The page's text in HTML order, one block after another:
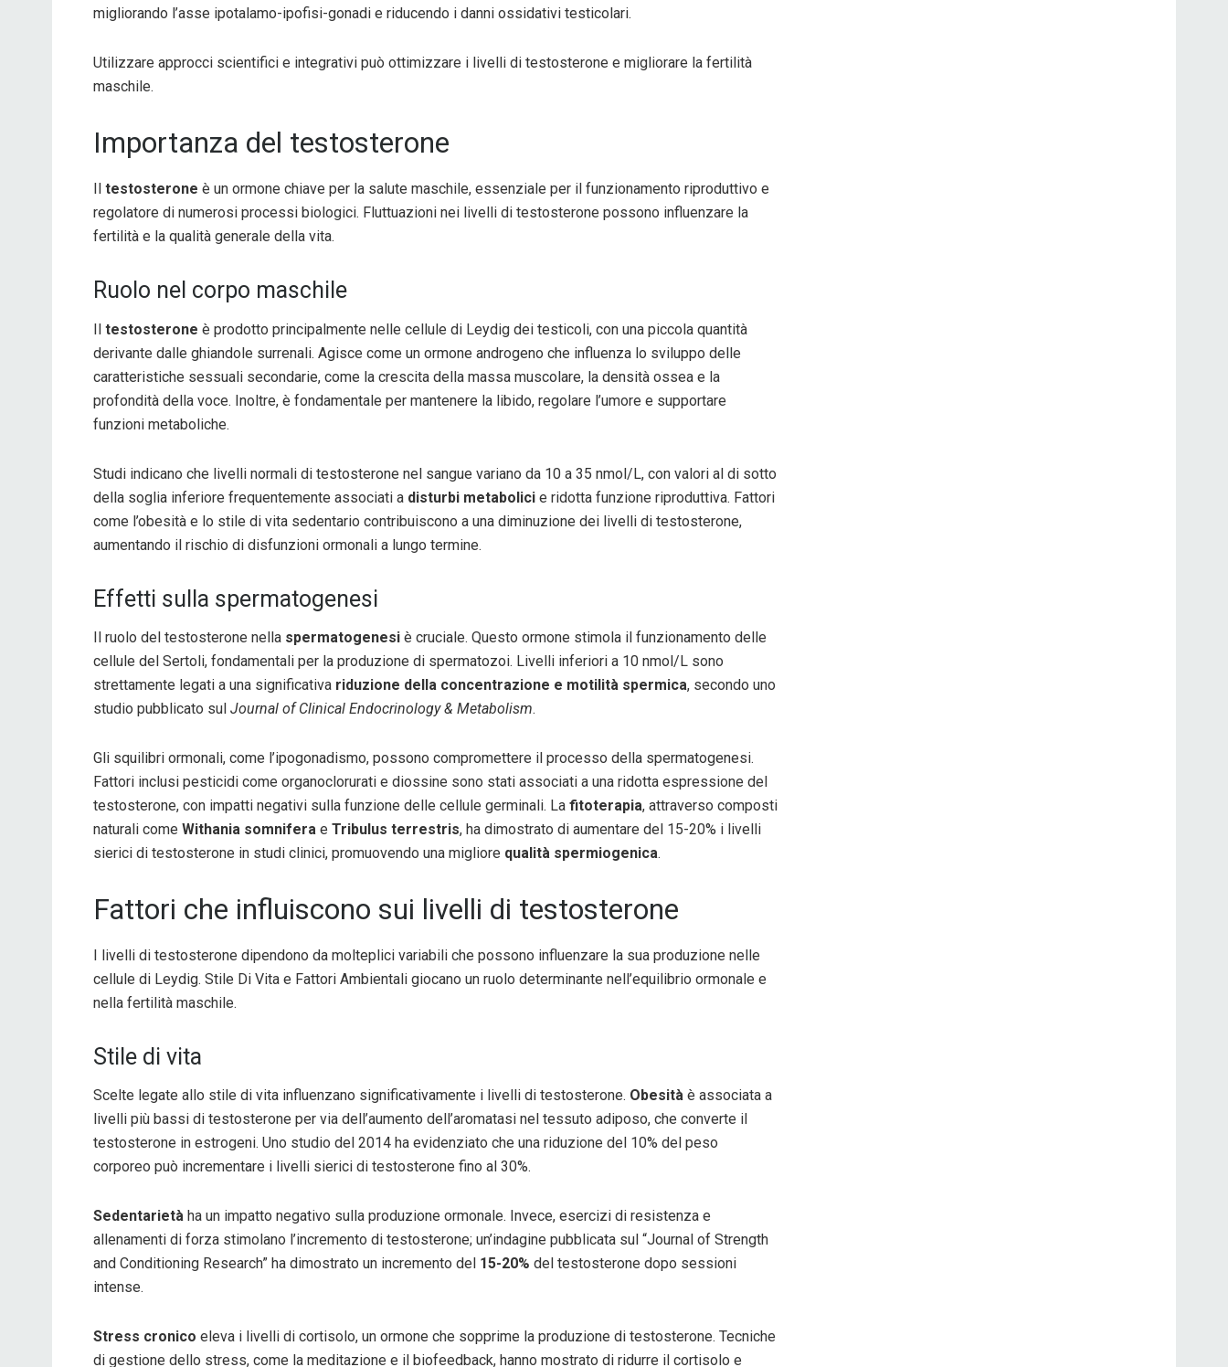
migliorando l’asse ipotalamo-ipofisi-gonadi e riducendo i danni ossidativi testicolari.
Utilizzare approcci scientifici e integrativi può ottimizzare i livelli di testosterone e migliorare la fertilità
maschile.
Importanza del testosterone
Il testosterone è un ormone chiave per la salute maschile, essenziale per il funzionamento riproduttivo e
regolatore di numerosi processi biologici. Fluttuazioni nei livelli di testosterone possono influenzare la
fertilità e la qualità generale della vita.
Ruolo nel corpo maschile
Il testosterone è prodotto principalmente nelle cellule di Leydig dei testicoli, con una piccola quantità
derivante dalle ghiandole surrenali. Agisce come un ormone androgeno che influenza lo sviluppo delle
caratteristiche sessuali secondarie, come la crescita della massa muscolare, la densità ossea e la
profondità della voce. Inoltre, è fondamentale per mantenere la libido, regolare l’umore e supportare
funzioni metaboliche.
Studi indicano che livelli normali di testosterone nel sangue variano da 10 a 35 nmol/L, con valori al di sotto
della soglia inferiore frequentemente associati a disturbi metabolici e ridotta funzione riproduttiva. Fattori
come l’obesità e lo stile di vita sedentario contribuiscono a una diminuzione dei livelli di testosterone,
aumentando il rischio di disfunzioni ormonali a lungo termine.
Effetti sulla spermatogenesi
Il ruolo del testosterone nella spermatogenesi è cruciale. Questo ormone stimola il funzionamento delle
cellule del Sertoli, fondamentali per la produzione di spermatozoi. Livelli inferiori a 10 nmol/L sono
strettamente legati a una significativa riduzione della concentrazione e motilità spermica, secondo uno
studio pubblicato sul Journal of Clinical Endocrinology & Metabolism.
Gli squilibri ormonali, come l’ipogonadismo, possono compromettere il processo della spermatogenesi.
Fattori inclusi pesticidi come organoclorurati e diossine sono stati associati a una ridotta espressione del
testosterone, con impatti negativi sulla funzione delle cellule germinali. La fitoterapia, attraverso composti
naturali come Withania somnifera e Tribulus terrestris, ha dimostrato di aumentare del 15-20% i livelli
sierici di testosterone in studi clinici, promuovendo una migliore qualità spermiogenica.
Fattori che influiscono sui livelli di testosterone
I livelli di testosterone dipendono da molteplici variabili che possono influenzare la sua produzione nelle
cellule di Leydig. Stile Di Vita e Fattori Ambientali giocano un ruolo determinante nell’equilibrio ormonale e
nella fertilità maschile.
Stile di vita
Scelte legate allo stile di vita influenzano significativamente i livelli di testosterone. Obesità è associata a
livelli più bassi di testosterone per via dell’aumento dell’aromatasi nel tessuto adiposo, che converte il
testosterone in estrogeni. Uno studio del 2014 ha evidenziato che una riduzione del 10% del peso
corporeo può incrementare i livelli sierici di testosterone fino al 30%.
Sedentarietà ha un impatto negativo sulla produzione ormonale. Invece, esercizi di resistenza e
allenamenti di forza stimolano l’incremento di testosterone; un’indagine pubblicata sul “Journal of Strength
and Conditioning Research” ha dimostrato un incremento del 15-20% del testosterone dopo sessioni
intense.
Stress cronico eleva i livelli di cortisolo, un ormone che sopprime la produzione di testosterone. Tecniche
di gestione dello stress, come la meditazione e il biofeedback, hanno mostrato di ridurre il cortisolo e